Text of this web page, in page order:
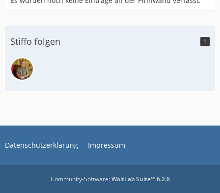
Stiffo folgen 1
Datenschutzerklärung Impressum
Community-Software:WoltLab Suite™ 6.2.6